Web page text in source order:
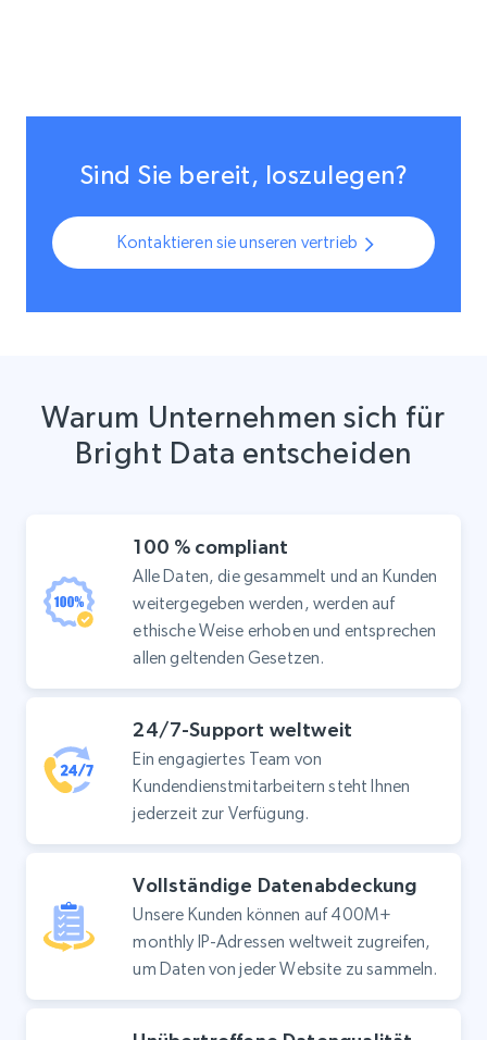
Sind Sie bereit, loszulegen?
Kontaktieren sie unseren vertrieb
Warum Unternehmen sich für
Bright Data entscheiden
100 % compliant
Alle Daten, die gesammelt und an Kunden
weitergegeben werden, werden auf
ethische Weise erhoben und entsprechen
allen geltenden Gesetzen.
24/7-Support weltweit
Ein engagiertes Team von
Kundendienstmitarbeitern steht Ihnen
jederzeit zur Verfügung.
Vollständige Datenabdeckung
Unsere Kunden können auf 400M+
monthly IP-Adressen weltweit zugreifen,
um Daten von jeder Website zu sammeln.